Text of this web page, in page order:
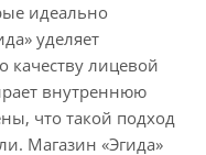
идеально
уделяет
лицевой
внутреннюю
что такой подход
Магазин «Эгида»